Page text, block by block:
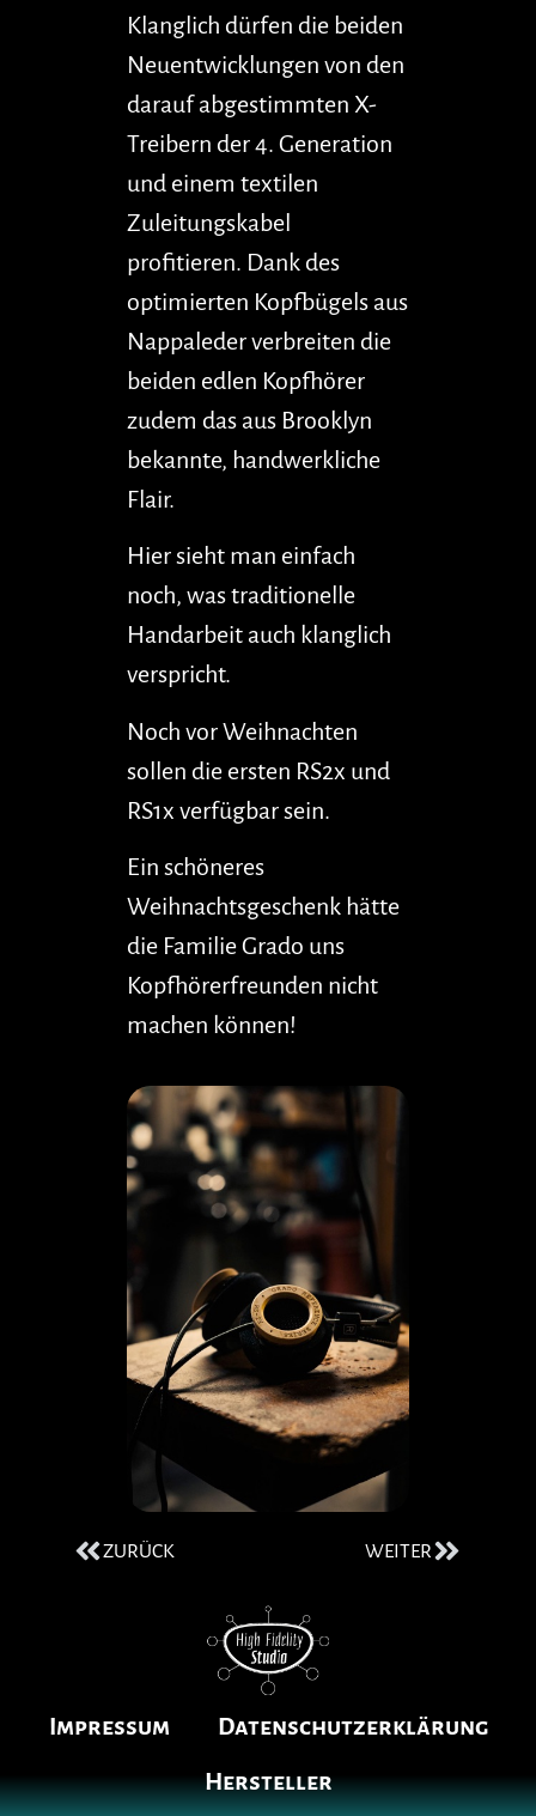
Klanglich dürfen die beiden
Neuentwicklungen von den
darauf abgestimmten X-
Treibern der 4. Generation
und einem textilen
Zuleitungskabel
profitieren. Dank des
optimierten Kopfbügels aus
Nappaleder verbreiten die
beiden edlen Kopfhörer
zudem das aus Brooklyn
bekannte, handwerkliche
Flair.
Hier sieht man einfach
noch, was traditionelle
Handarbeit auch klanglich
verspricht.
Noch vor Weihnachten
sollen die ersten RS2x und
RS1x verfügbar sein.
Ein schöneres
Weihnachtsgeschenk hätte
die Familie Grado uns
Kopfhörerfreunden nicht
machen können!
ZURÜCK WEITER
Impressum Datenschutzerklärung
Hersteller